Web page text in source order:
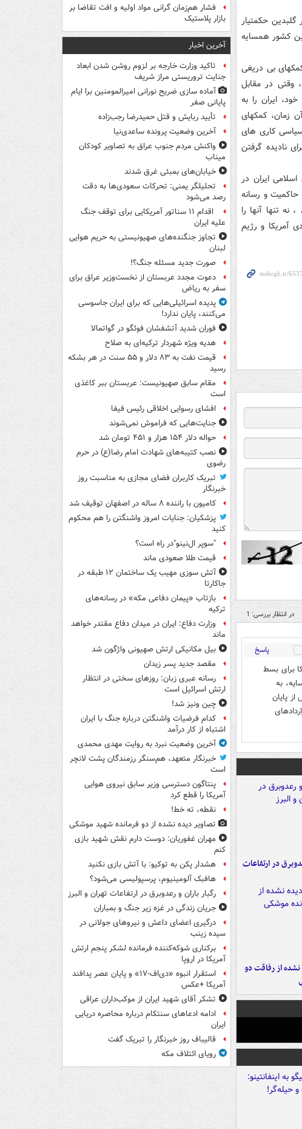
حکمتیار
کشور همسایه
بی دریغی
وقتی در مقابل
ایران را به
زمان، کمکهای
سیاسی کاری های
نادیده گرفتن
ایران در
حاکمیت و رسانه
تنها آنها را
آمریکا و رژیم
در انتظار بررسی: 1
پاسخ
برای بسط
به
پایان
در ارتفاعات
از رفاقت دو
فشار هم‌زمان گرانی مواد اولیه و افت تقاضا بر
بازار پلاستیک
آخرین اخبار
تاکید وزارت خارجه بر لزوم روشن شدن ابعاد
جنایت تروریستی مراز شریف
آماده سازی ضریح نورانی امیرالمومنین برا ایام
پایانی صفر
تأیید ربایش و قتل حمیدرضا رجب‌زاده
آخرین وضعیت پرونده ساعدی‌نیا
واکنش مردم جنوب عراق به تصاویر کودکان
میناب
خیابان‌های بمبئی غرق شدند
تحلیلگر یمنی: تحرکات سعودی‌ها به دقت
رصد می‌شود
اقدام ۱۱ سناتور آمریکایی برای توقف جنگ
علیه ایران
تجاوز جنگنده‌های صهیونیستی به حریم هوایی
لبنان
صورت جدید مسئله جنگ؟!
دعوت مجدد عربستان از نخست‌وزیر عراق برای
سفر به ریاض
پدیده اسرائیلی‌هایی که برای ایران جاسوسی
می‌کنند، پایان ندارد!
فوران شدید آتشفشان فوئگو در گواتمالا
هدیه ویژه شهردار ترکیه‌ای به صلاح
قیمت نفت به ۸۳ دلار و ۵۵ سنت در هر بشکه
رسید
مقام سابق صهیونیست: عربستان ببر کاغذی
است
افشای رسوایی اخلاقی رئیس فیفا
جنایت‌هایی که فراموش نمی‌شوند
حواله دلار ۱۵۴ هزار و ۴۵۱ تومان شد
نصب کتیبه‌های شهادت امام رضا(ع) در حرم
رضوی
تبریک کاربران فضای مجازی به مناسبت روز
خبرنگار
کامیون با راننده ۸ ساله در اصفهان توقیف شد
پزشکیان: جنایات امروز واشنگتن را هم محکوم
کنید
"سوپر ال‌نینو"در راه است؟
قیمت طلا صعودی ماند
آتش سوزی مهیب یک ساختمان ۱۲ طبقه در
جاکارتا
بازتاب «پیمان دفاعی مکه» در رسانه‌های
ترکیه
وزارت دفاع: ایران در میدان دفاع مقتدر خواهد
ماند
بیل مکانیکی ارتش صهیونی واژگون شد
مقصد جدید پسر زیدان
رسانه عبری زبان: روزهای سختی در انتظار
ارتش اسرائیل است
چین ونیز شد!
کدام فرضیات واشنگتن درباره جنگ با ایران
اشتباه از کار درآمد
آخرین وضعیت نبرد به روایت مهدی محمدی
خبرنگار متعهد، هم‌سنگر رزمندگان پشت لانچر
است
پنتاگون دسترسی وزیر سابق نیروی هوایی
آمریکا را قطع کرد
نقطه، ته خط!
تصاویر دیده‌ نشده از دو فرمانده شهید موشکی
مهران غفوریان: دوست دارم نقش شهید بازی
کنم
هشدار پکن به توکیو: با آتش بازی نکنید
هافبک آلومینیوم، پرسپولیسی می‌شود؟
رگبار باران و رعدوبرق در ارتفاعات تهران و البرز
جریان زندگی در غزه زیر جنگ و بمباران
درگیری اعضای داعش و نیروهای جولانی در
سیده زینب
برکناری شوکه‌کننده فرمانده لشکر پنجم ارتش
آمریکا در اروپا
استقرار انبوه «دی‌اف‑۱۷» و پایان عصر پدافند
آمریکا +عکس
تشکر آقای شهید ایران از موکب‌داران عراقی
ادامه ادعاهای سنتکام درباره محاصره دریایی
ایران
قالیباف روز خبرنگار را تبریک گفت
رویای ائتلاف مکه